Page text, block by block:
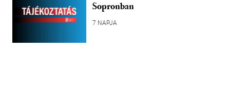
Sopronban
7 NAPJA